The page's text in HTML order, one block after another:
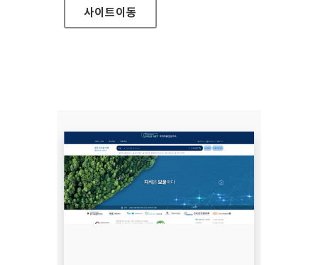
사이트이동